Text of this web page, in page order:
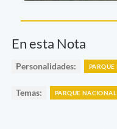
En esta Nota
Personalidades: PARQUE
Temas: PARQUE